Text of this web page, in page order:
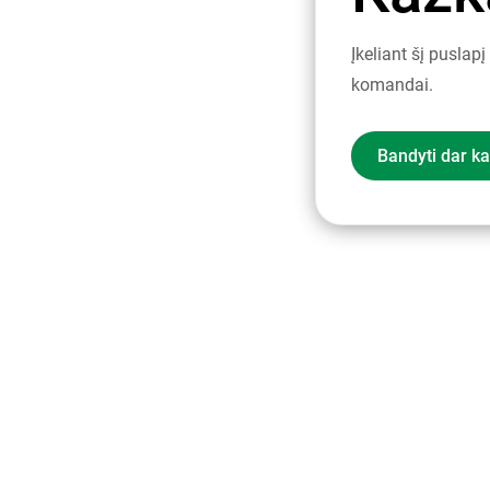
Įkeliant šį
komandai.
Bandyti dar